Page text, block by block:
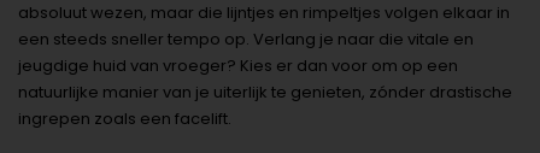
absoluut wezen, maar die lijntjes en rimpeltjes volgen elkaar in
een steeds sneller tempo op. Verlang je naar die vitale en
jeugdige huid van vroeger? Kies er dan voor om op een
natuurlijke manier van je uiterlijk te genieten, zónder drastische
ingrepen zoals een facelift.